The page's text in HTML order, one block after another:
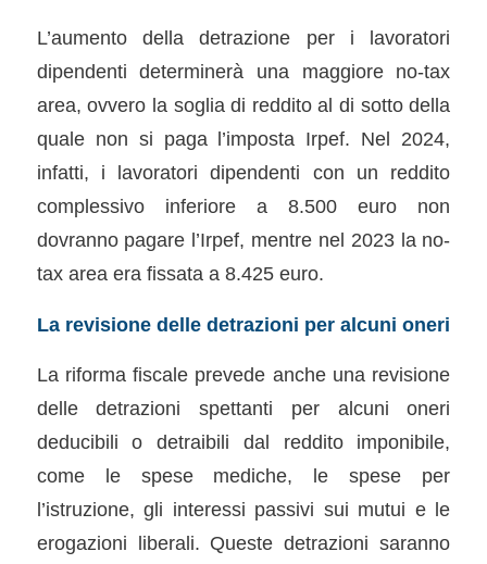
L’aumento della detrazione per i lavoratori
dipendenti determinerà una maggiore no-tax
area, ovvero la soglia di reddito al di sotto della
quale non si paga l’imposta Irpef. Nel 2024,
infatti, i lavoratori dipendenti con un reddito
complessivo inferiore a 8.500 euro non
dovranno pagare l’Irpef, mentre nel 2023 la no-
tax area era fissata a 8.425 euro.
La revisione delle detrazioni per alcuni oneri
La riforma fiscale prevede anche una revisione
delle detrazioni spettanti per alcuni oneri
deducibili o detraibili dal reddito imponibile,
come le spese mediche, le spese per
l’istruzione, gli interessi passivi sui mutui e le
erogazioni liberali. Queste detrazioni saranno